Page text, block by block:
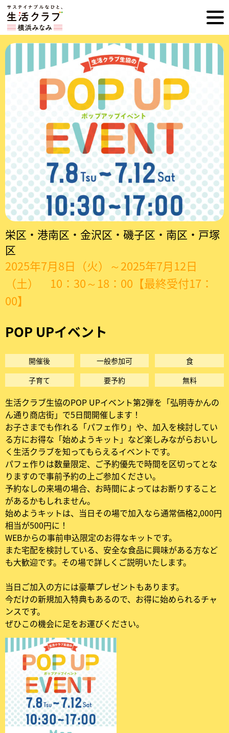
横
浜
み
生
活
ク
ラ
ブ
|
POP
UP
イ
ベ
ン
ト
ホ
ー
ム
へ
栄区・港南区・金沢区・磯子区・南区・戸塚
区
2025年7月8日（火）～2025年7月12日
（土） 10：30～18：00【最終受付17：
00】
POP UPイベント
開催後 一般参加可
食
子育て
要予約 無料
生活クラブ生協のPOP UPイベント第2弾を「弘明寺かんの
ん通り商店街」で5日間開催します！
お子さまでも作れる「パフェ作り」や、加入を検討してい
る方にお得な「始めようキット」など楽しみながらおいし
く生活クラブを知ってもらえるイベントです。
パフェ作りは数量限定、ご予約優先で時間を区切ってとな
りますので事前予約の上ご参加ください。
予約なしの来場の場合、お時間によってはお断りすること
があるかもしれません。
始めようキットは、当日その場で加入なら通常価格2,000円
相当が500円に！
WEBからの事前申込限定のお得なキットです。
また宅配を検討している、安全な食品に興味がある方など
も大歓迎です。その場で詳しくご説明いたします。
当日ご加入の方には豪華プレゼントもあります。
今だけの新規加入特典もあるので、お得に始められるチャ
ンスです。
ぜひこの機会に足をお運びください。